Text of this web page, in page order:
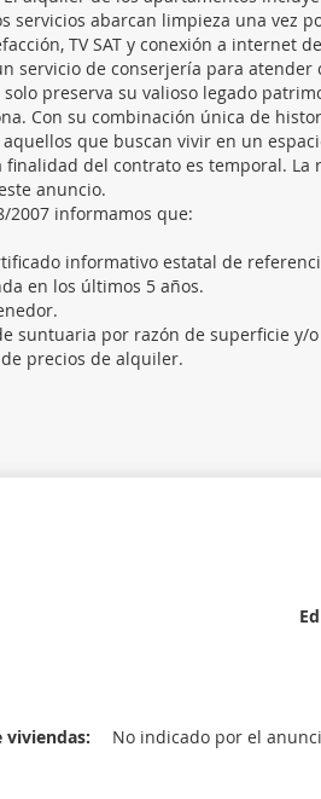
servicios abarcan limpieza una vez
TV SAT y conexión a internet
servicio de conserjería para
preserva su valioso legado
Con su combinación única de
que buscan vivir en un
del contrato es temporal.
anuncio.
2007 informamos que:
informativo estatal de
en los últimos 5 años.
suntuaria por razón de superficie y/
precios de alquiler.
viviendas: No indicado por el